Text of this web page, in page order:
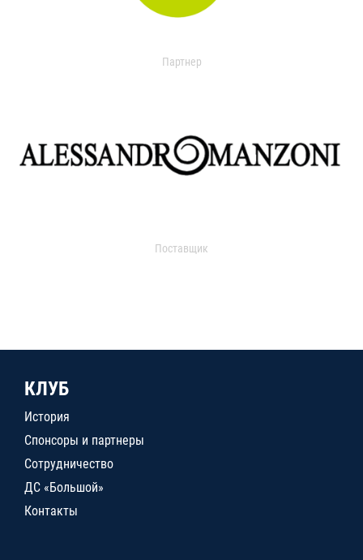
Партнер
Поставщик
КЛУБ
История
Спонсоры и партнеры
Сотрудничество
ДС «Большой»
Контакты